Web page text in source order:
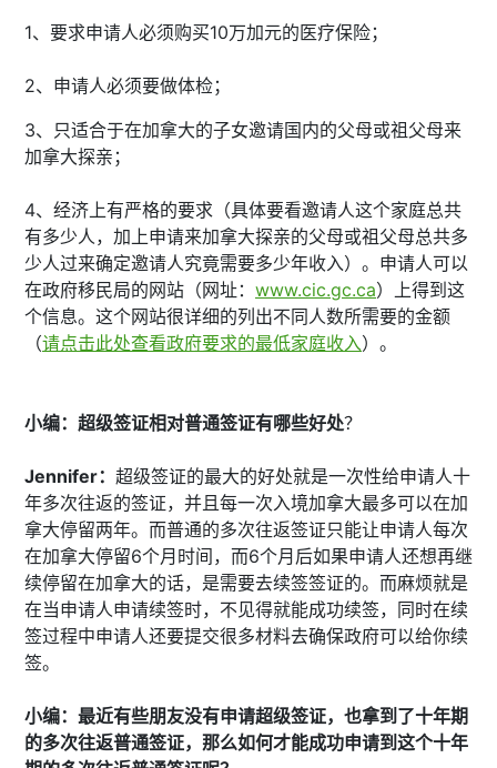
1、要求申请人必须购买10万加元的医疗保险；
2、申请人必须要做体检；
3、只适合于在加拿大的子女邀请国内的父母或祖父母来
加拿大探亲；
4、经济上有严格的要求（具体要看邀请人这个家庭总共
有多少人，加上申请来加拿大探亲的父母或祖父母总共多
少人过来确定邀请人究竟需要多少年收入）。申请人可以
在政府移民局的网站（网址： www.cic.gc.ca）上得到这
个信息。这个网站很详细的列出不同人数所需要的金额
（请点击此处查看政府要求的最低家庭收入）。
小编：超级签证相对普通签证有哪些好处？
Jennifer： 超级签证的最大的好处就是一次性给申请人十
年多次往返的签证，并且每一次入境加拿大最多可以在加
拿大停留两年。而普通的多次往返签证只能让申请人每次
在加拿大停留6个月时间，而6个月后如果申请人还想再继
续停留在加拿大的话，是需要去续签签证的。而麻烦就是
在当申请人申请续签时，不见得就能成功续签，同时在续
签过程中申请人还要提交很多材料去确保政府可以给你续
签。
小编：最近有些朋友没有申请超级签证，也拿到了十年期
的多次往返普通签证，那么如何才能成功申请到这个十年